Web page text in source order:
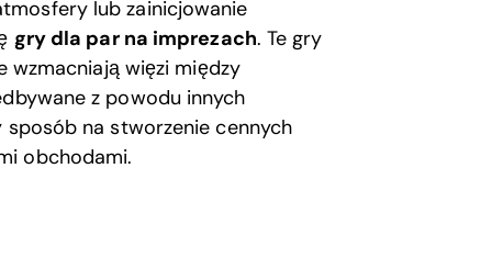
lub zainicjowanie
gry dla par na imprezach. Te gry
wzmacniają więzi między
z powodu innych
na stworzenie cennych
obchodami.